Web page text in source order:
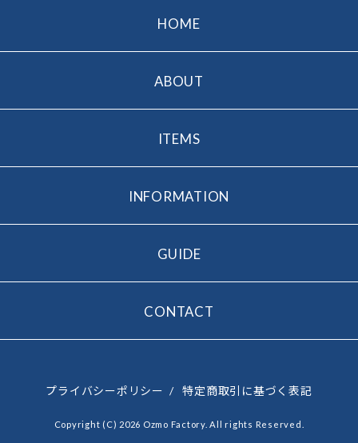
HOME
ABOUT
ITEMS
INFORMATION
GUIDE
CONTACT
プライバシーポリシー / 特定商取引に基づく表記
Copyright (C) 2026 Ozmo Factory. All rights Reserved.